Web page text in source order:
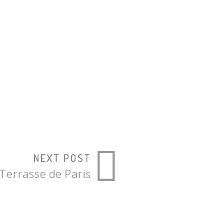
NEXT POST
de Paris